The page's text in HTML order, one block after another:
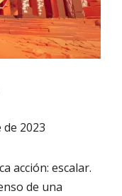
2023
acción: escalar.
de una